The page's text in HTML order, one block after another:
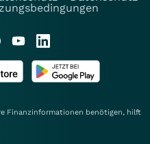
Finanzinformationen benötigen, hilft